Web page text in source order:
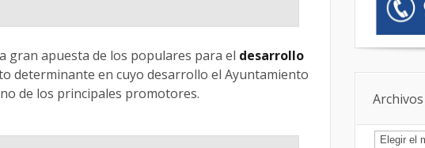
gran apuesta de los populares para el desarrollo
determinante en cuyo desarrollo el Ayuntamiento
de los principales promotores.
Archivos
Archivos